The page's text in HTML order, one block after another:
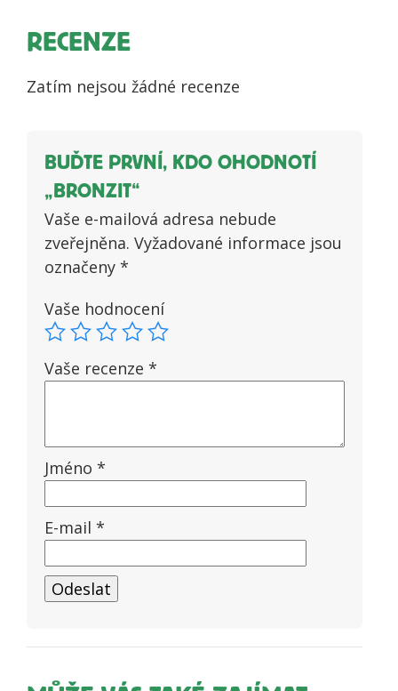
RECENZE
Zatím nejsou žádné recenze
BUĎTE PRVNÍ, KDO OHODNOTÍ
„BRONZIT“
Vaše e-mailová adresa nebude
zveřejněna. Vyžadované informace jsou
označeny *
Vaše hodnocení
Vaše recenze *
Jméno *
E-mail *